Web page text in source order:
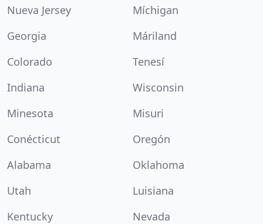
Nueva Jersey
Míchigan
Georgia
Máriland
Colorado
Tenesí
Indiana
Wisconsin
Minesota
Misuri
Conécticut
Oregón
Alabama
Oklahoma
Utah
Luisiana
Kentucky
Nevada